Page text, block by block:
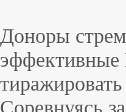
Доноры
Соревнуясь